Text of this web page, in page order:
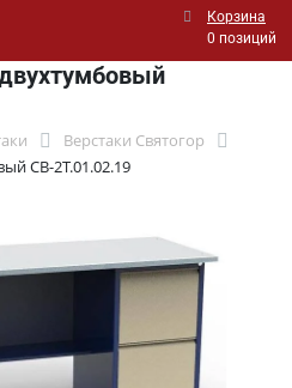
Корзина
0 позиций
Верстаки Святогор
СВ-2Т.01.02.19